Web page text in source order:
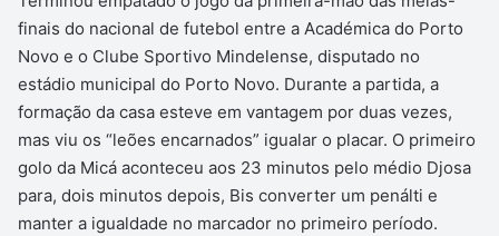
finais do nacional de futebol entre a Académica do Porto
Novo e o Clube Sportivo Mindelense, disputado no
estádio municipal do Porto Novo. Durante a partida, a
formação da casa esteve em vantagem por duas vezes,
mas viu os “leões encarnados” igualar o placar. O primeiro
golo da Micá aconteceu aos 23 minutos pelo médio Djosa
para, dois minutos depois, Bis converter um penálti e
manter a igualdade no marcador no primeiro período.